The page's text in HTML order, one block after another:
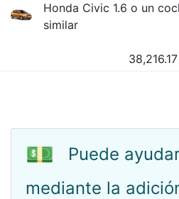
Honda Civic 1.6 o un
similar
38,216.17
💵
Puede
mediante la